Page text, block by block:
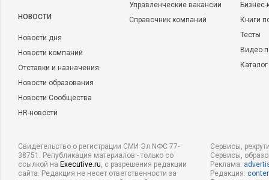
НОВОСТИ
Новости дня
Новости компаний
Отставки и назначения
Новости образования
Новости Сообщества
HR-новости
Управленческие вакансии
Справочник компаний
Книги
Тесты
Видео
Свидетельство о регистрации СМИ Эл NФС 77-
38751. Републикация материалов - только со
ссылкой на Executive.ru, с разрешения редакции
сайта. Редакция не несет ответственности за
Сервисы,
Сервисы,
Реклама:
Редакция: